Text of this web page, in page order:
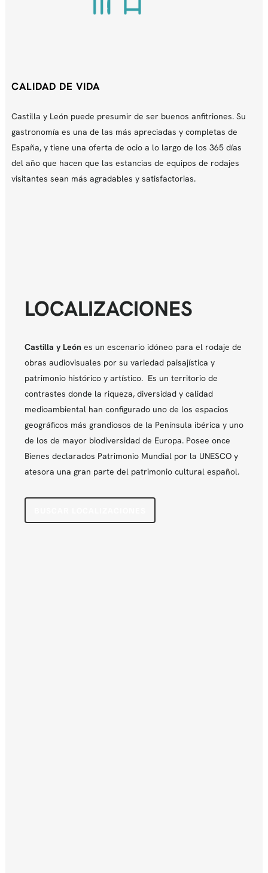
CALIDAD DE VIDA
Castilla y León puede presumir de ser buenos anfitriones. Su
gastronomía es una de las más apreciadas y completas de
España, y tiene una oferta de ocio a lo largo de los 365 días
del año que hacen que las estancias de equipos de rodajes
visitantes sean más agradables y satisfactorias.
LOCALIZACIONES
Castilla y Leónes un escenario idóneo para el rodaje de
obras audiovisuales por su variedad paisajística y
patrimonio histórico y artístico. Es un territorio de
contrastes donde la riqueza, diversidad y calidad
medioambiental han configurado uno de los espacios
geográficos más grandiosos de la Península ibérica y uno
de los de mayor biodiversidad de Europa. Posee once
Bienes declarados Patrimonio Mundial por la UNESCO y
atesora una gran parte del patrimonio cultural español.